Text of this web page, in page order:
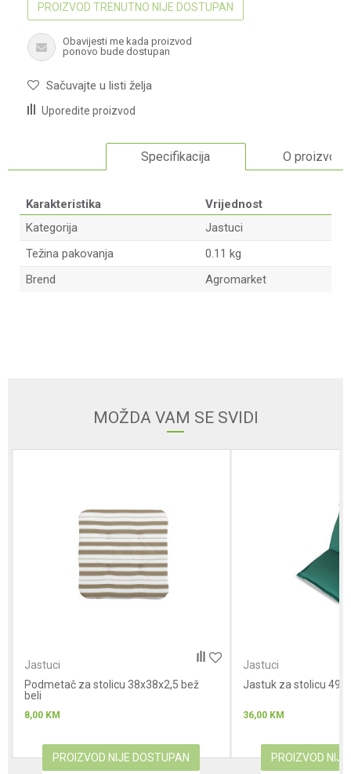
PROIZVOD TRENUTNO NIJE DOSTUPAN
Obavijesti me kada proizvod
ponovo bude dostupan
Sačuvajte u listi želja
Uporedite proizvod
Specifikacija O proizvodu
Karakteristika
Vrijednost
Kategorija
Jastuci
Težina pakovanja
0.11 kg
Brend
Agromarket
Anti-spam zaštita - izračunajte koliko je 4 + 1 :
MOŽDA VAM SE SVIDI
Jastuci
Podmetač za stolicu 38x38x2,5 bež
beli
8,00 KM
PROIZVOD NIJE DOSTUPAN
Jastuci
Jastuk za stolicu
36,00 KM
PROIZVOD